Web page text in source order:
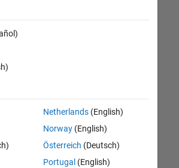
Architecture
and Services
Netherlands(English)
Norway(English)
Österreich (Deutsch)
Portugal (English)